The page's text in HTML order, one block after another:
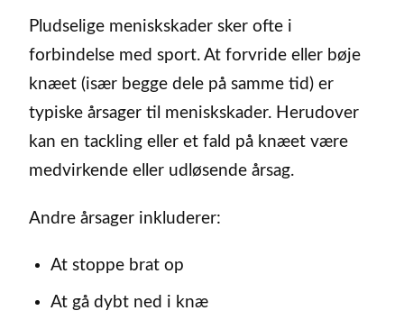
Pludselige meniskskader sker ofte i
forbindelse med sport. At forvride eller bøje
knæet (især begge dele på samme tid) er
typiske årsager til meniskskader. Herudover
kan en tackling eller et fald på knæet være
medvirkende eller udløsende årsag.
Andre årsager inkluderer:
At stoppe brat op
At gå dybt ned i knæ